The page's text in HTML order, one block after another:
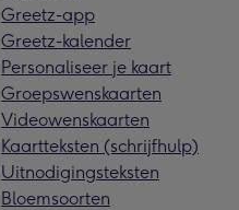
Greetz-app
Greetz-kalender
Personaliseer je kaart
Groepswenskaarten
Videowenskaarten
Kaartteksten (schrijfhulp)
Uitnodigingsteksten
Bloemsoorten